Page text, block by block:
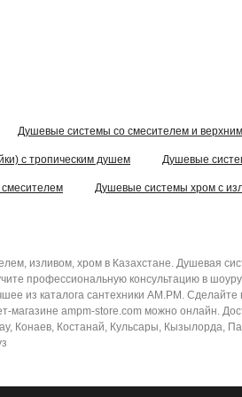
Душевые системы со смесителем и
с тропическим душем Душевые
Душевые системы хром с
изливом, хром в Казахстане. Душевая
профессиональную консультацию в
из каталога сантехники AM.PM.
ampm-store.com можно онлайн.
Конаев, Костанай, Кульсары, Кызылорда,